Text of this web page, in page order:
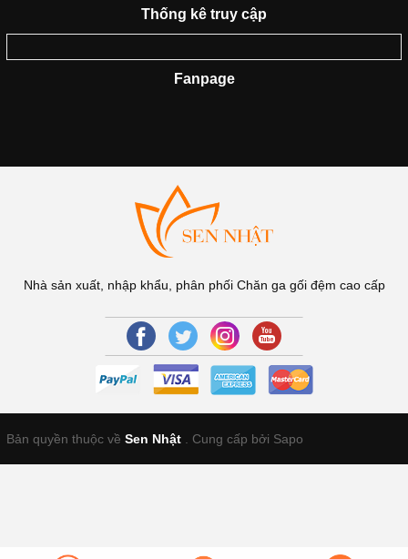
Thống kê truy cập
Fanpage
Nhà sản xuất, nhập khẩu, phân phối Chăn ga gối đệm cao cấp
Bản quyền thuộc về Sen Nhật Cung cấp bởi Sapo